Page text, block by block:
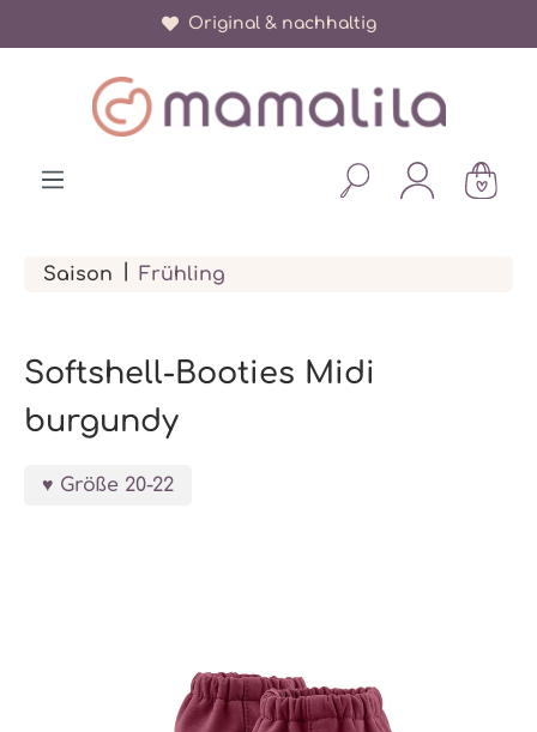
Original & nachhaltig
Saison Frühling
Softshell-Booties Midi
burgundy
Größe 20-22